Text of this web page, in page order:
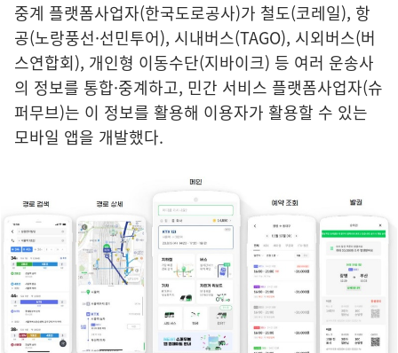
중계 플랫폼사업자(한국도로공사)가 철도(코레일), 항
공(노랑풍선·선민투어), 시내버스(TAGO), 시외버스(버
스연합회), 개인형 이동수단(지바이크) 등 여러 운송사
의 정보를 통합·중계하고, 민간 서비스 플랫폼사업자(슈
퍼무브)는 이 정보를 활용해 이용자가 활용할 수 있는
모바일 앱을 개발했다.